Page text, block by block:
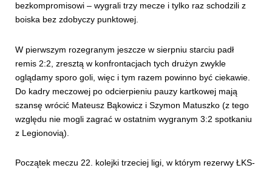
bezkompromisowi – wygrali trzy mecze i tylko raz schodzili z
boiska bez zdobyczy punktowej.
W pierwszym rozegranym jeszcze w sierpniu starciu padł
remis 2:2, zresztą w konfrontacjach tych drużyn zwykle
oglądamy sporo goli, więc i tym razem powinno być ciekawie.
Do kadry meczowej po odcierpieniu pauzy kartkowej mają
szansę wrócić Mateusz Bąkowicz i Szymon Matuszko (z tego
względu nie mogli zagrać w ostatnim wygranym 3:2 spotkaniu
z Legionovią).
Początek meczu 22. kolejki trzeciej ligi, w którym rezerwy ŁKS-